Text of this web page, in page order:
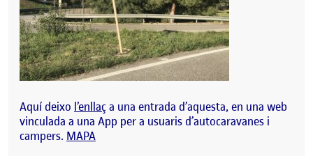
Aquí deixo l’enllaça una entrada d’aquesta, en una web
vinculada a una App per a usuaris d’autocaravanes i
campers. MAPA